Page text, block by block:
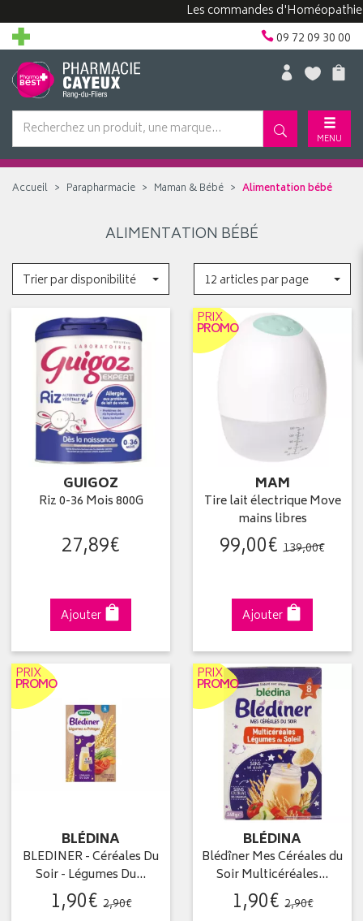
Les commandes d'Homéopathie
09 72 09 30 00
MENU
Accueil Parapharmacie Maman & Bébé Alimentation bébé
ALIMENTATION BÉBÉ
Trier par disponibilité 12 articles par page
GUIGOZ
Riz 0-36 Mois 800G
27,89€
Ajouter
PRIX
PROMO
MAM
Tire lait électrique Move
mains libres
99,00€ 139,00€
Ajouter
PRIX
PROMO
BLÉDINA
BLEDINER - Céréales Du
Soir - Légumes Du…
1,90€ 2,90€
PRIX
PROMO
BLÉDINA
Blédîner Mes Céréales du
Soir Multicéréales…
1,90€ 2,90€